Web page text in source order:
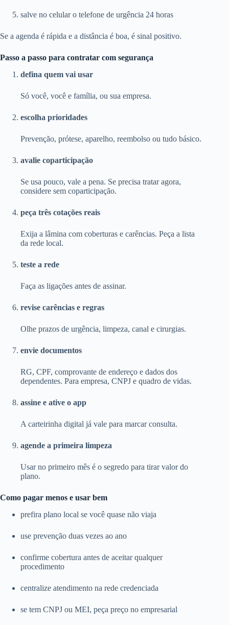
salve no celular o telefone de urgência 24 horas
Se a agenda é rápida e a distância é boa, é sinal positivo.
Passo a passo para contratar com segurança
defina quem vai usar
Só você, você e família, ou sua empresa.
escolha prioridades
Prevenção, prótese, aparelho, reembolso ou tudo básico.
avalie coparticipação
Se usa pouco, vale a pena. Se precisa tratar agora,
considere sem coparticipação.
peça três cotações reais
Exija a lâmina com coberturas e carências. Peça a lista
da rede local.
teste a rede
Faça as ligações antes de assinar.
revise carências e regras
Olhe prazos de urgência, limpeza, canal e cirurgias.
envie documentos
RG, CPF, comprovante de endereço e dados dos
dependentes. Para empresa, CNPJ e quadro de vidas.
assine e ative o app
A carteirinha digital já vale para marcar consulta.
agende a primeira limpeza
Usar no primeiro mês é o segredo para tirar valor do
plano.
Como pagar menos e usar bem
prefira plano local se você quase não viaja
use prevenção duas vezes ao ano
confirme cobertura antes de aceitar qualquer
procedimento
centralize atendimento na rede credenciada
se tem CNPJ ou MEI, peça preço no empresarial